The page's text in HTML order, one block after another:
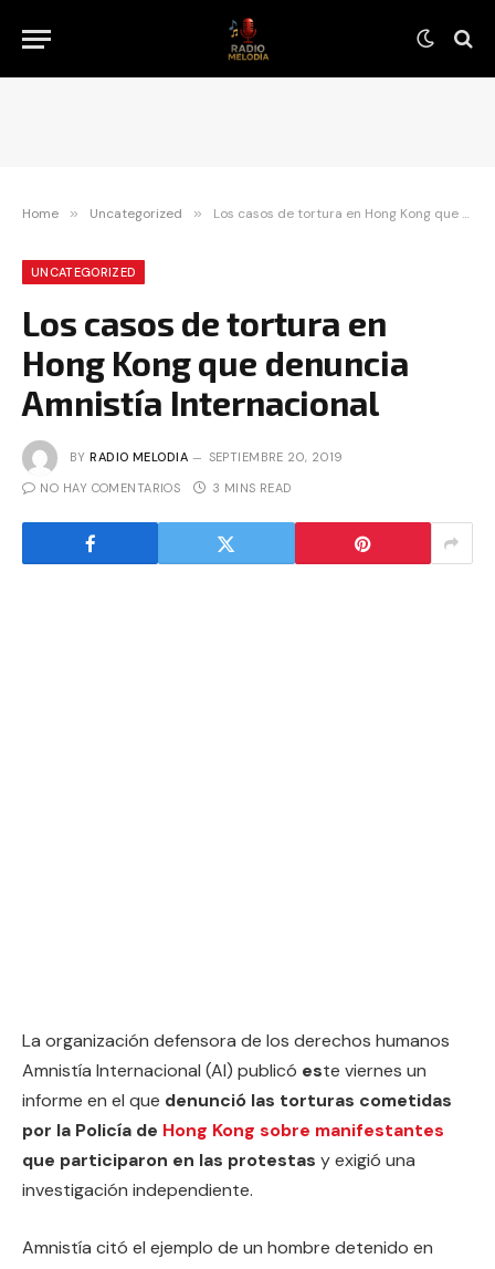
Home » Uncategorized » Los casos de tortura en Hong Kong que denuncia Amnistía Internacional
UNCATEGORIZED
Los casos de tortura en
Hong Kong que denuncia
Amnistía Internacional
BY RADIO MELODIA SEPTIEMBRE 20, 2019
NO HAY COMENTARIOS 3 MINS READ
La organización defensora de los derechos humanos
Amnistía Internacional (AI) publicó este viernes un
informe en el que denunció las torturas cometidas
por la Policía de Hong Kong sobre manifestantes
que participaron en las protestas y exigió una
investigación independiente.
Amnistía citó el ejemplo de un hombre detenido en